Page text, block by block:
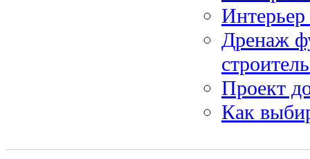
Дренаж
Проект
Как